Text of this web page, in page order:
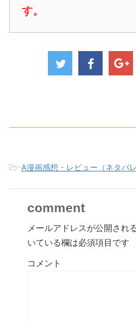
す。
-A漫画感想・レビュー（ネタバレ
comment
メールアドレスが公開され
いている欄は必須項目です
コメント